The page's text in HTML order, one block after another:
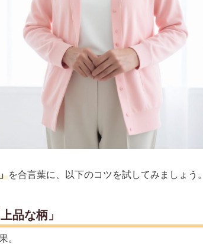
を合言葉に、以下のコツを試してみましょう。
品な柄」
。